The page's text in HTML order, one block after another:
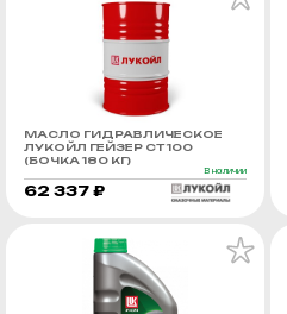
МАСЛО ГИДРАВЛИЧЕСКОЕ
ЛУКОЙЛ ГЕЙЗЕР СТ 100
(БОЧКА 180 КГ)
В наличии
62 337 ₽